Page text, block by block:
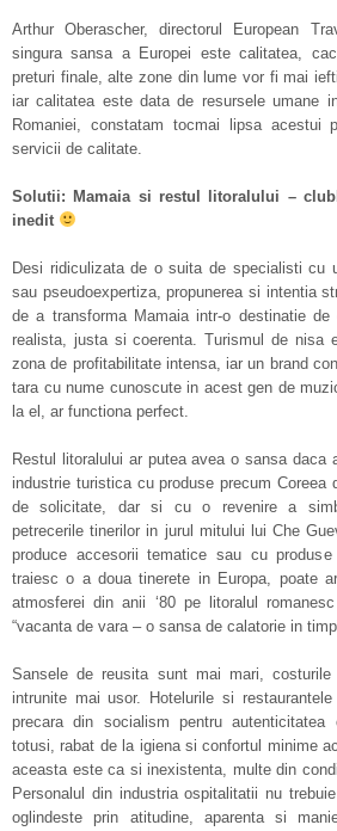
Arthur Oberascher, directorul European
singura sansa a Europei este calitatea,
preturi finale, alte zone din lume vor fi mai
iar calitatea este data de resursele umane
Romaniei, constatam tocmai lipsa acestui
servicii de calitate.
Solutii: Mamaia si restul litoralului –
inedit
Desi ridiculizata de o suita de specialisti cu
sau pseudoexpertiza, propunerea si intentia
de a transforma Mamaia intr-o destinatie
realista, justa si coerenta. Turismul de nisa
zona de profitabilitate intensa, iar un brand
tara cu nume cunoscute in acest gen de
la el, ar functiona perfect.
Restul litoralului ar putea avea o sansa daca
industrie turistica cu produse precum Coreea
de solicitate, dar si cu o revenire a
petrecerile tinerilor in jurul mitului lui Che
produce accesorii tematice sau cu
traiesc o a doua tinerete in Europa, poate
atmosferei din anii ‘80 pe litoralul
“vacanta de vara – o sansa de calatorie in
Sansele de reusita sunt mai mari,
intrunite mai usor. Hotelurile si
precara din socialism pentru autenticitatea
totusi, rabat de la igiena si confortul minime
aceasta este ca si inexistenta, multe din
Personalul din industria ospitalitatii nu
oglindeste prin atitudine, aparenta si